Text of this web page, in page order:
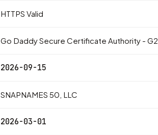
HTTPS Valid
Go Daddy Secure Certificate Authority - G2
2026-09-15
SNAPNAMES 50, LLC
2026-03-01